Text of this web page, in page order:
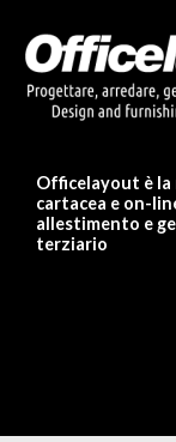
Officelayout è
cartacea e on-
allestimento e
terziario